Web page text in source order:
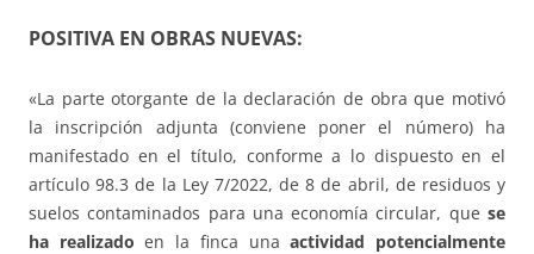
POSITIVA EN OBRAS NUEVAS:
«La parte otorgante de la declaración de obra que motivó
la inscripción adjunta (conviene poner el número) ha
manifestado en el título, conforme a lo dispuesto en el
artículo 98.3 de la Ley 7/2022, de 8 de abril, de residuos y
suelos contaminados para una economía circular, que se
ha realizado en la finca unaactividad potencialmente